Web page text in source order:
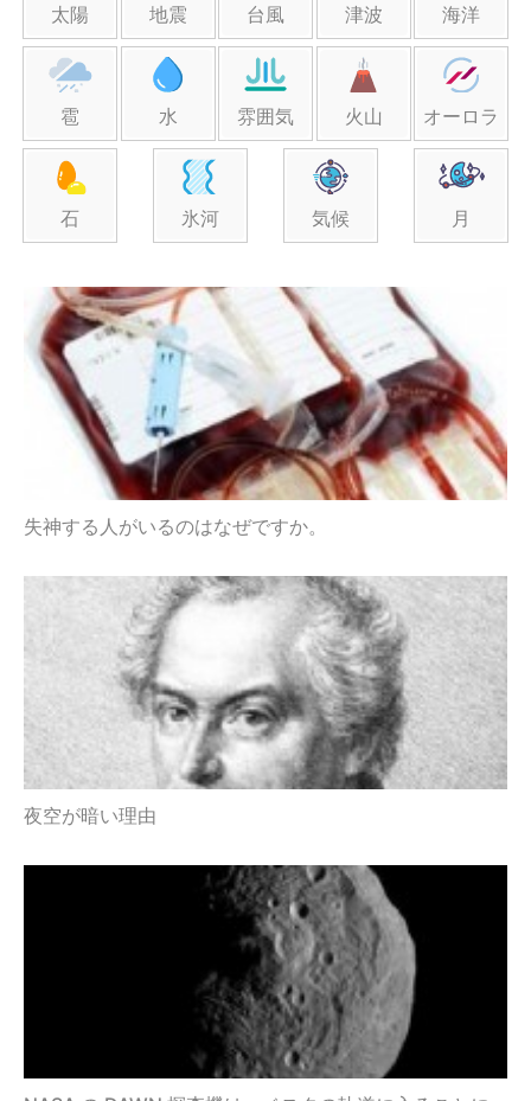
太陽 地震 台風 津波 海洋
雹 水 雰囲気 火山 オーロラ
石 氷河 気候 月
失神する人がいるのはなぜですか。
夜空が暗い理由